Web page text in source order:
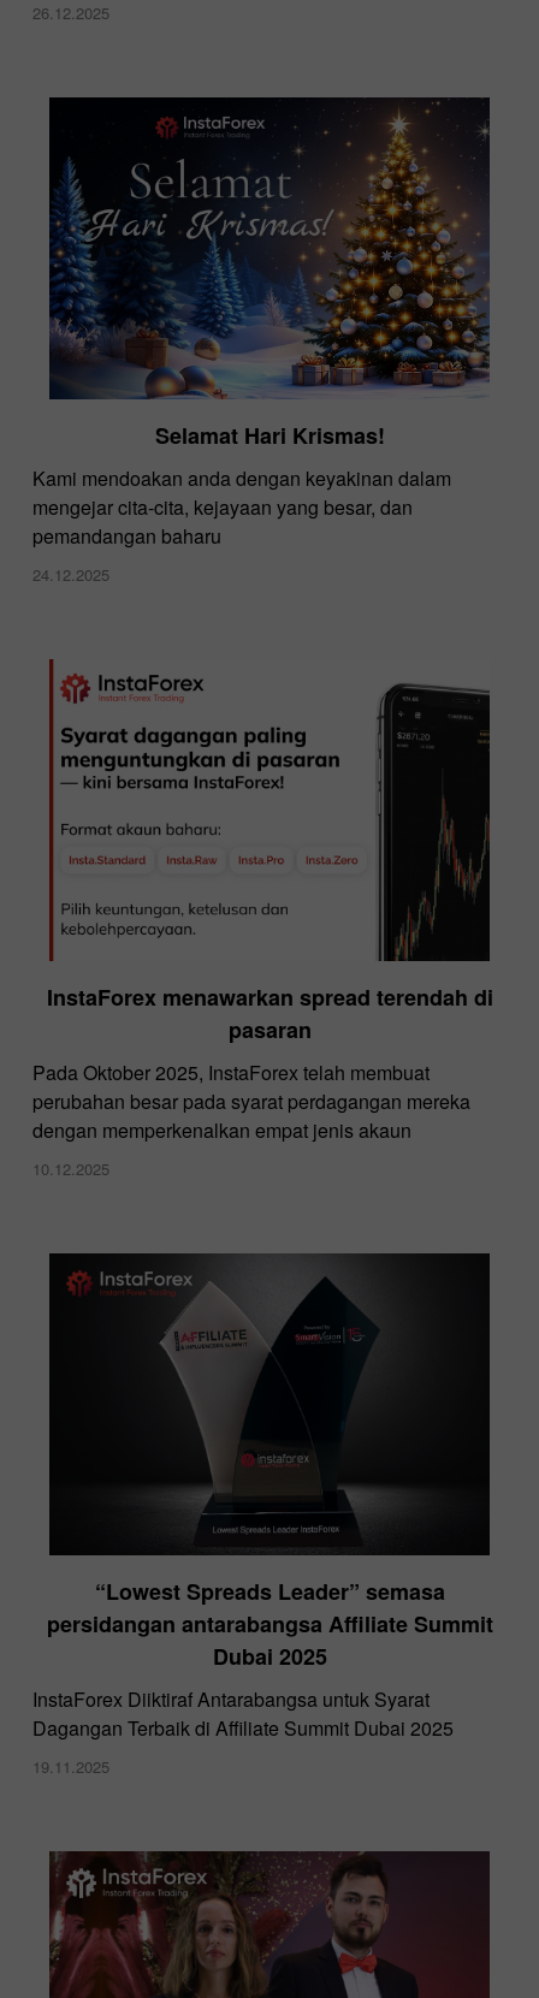
26.12.2025
Selamat Hari Krismas!
Kami mendoakan anda dengan keyakinan dalam
mengejar cita-cita, kejayaan yang besar, dan
pemandangan baharu
24.12.2025
InstaForex menawarkan spread terendah di
pasaran
Pada Oktober 2025, InstaForex telah membuat
perubahan besar pada syarat perdagangan mereka
dengan memperkenalkan empat jenis akaun
10.12.2025
“Lowest Spreads Leader” semasa
persidangan antarabangsa Affiliate Summit
Dubai 2025
InstaForex Diiktiraf Antarabangsa untuk Syarat
Dagangan Terbaik di Affiliate Summit Dubai 2025
19.11.2025